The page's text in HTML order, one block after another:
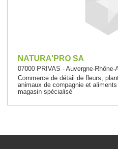
NATURA'PRO SA
07000 PRIVAS - Auvergne-Rhône-
Commerce de détail de fleurs,
animaux de compagnie et
magasin spécialisé